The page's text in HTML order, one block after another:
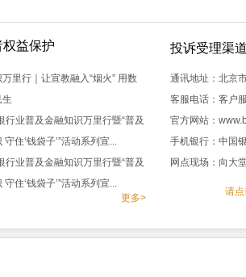
益保护
里行｜让宣教融入“烟火” 用数
生
行业普及金融知识万里行暨“普及
守住‘钱袋子’”活动系列宣...
行业普及金融知识万里行暨“普及
守住‘钱袋子’”活动系列宣...
更多>
投诉受理渠道
通讯地址：北京
客服电话：客户
官方网站：
手机银行：中国
网点现场：向大
请点